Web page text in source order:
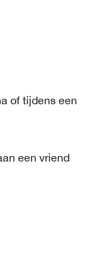
of tijdens een
een vriend